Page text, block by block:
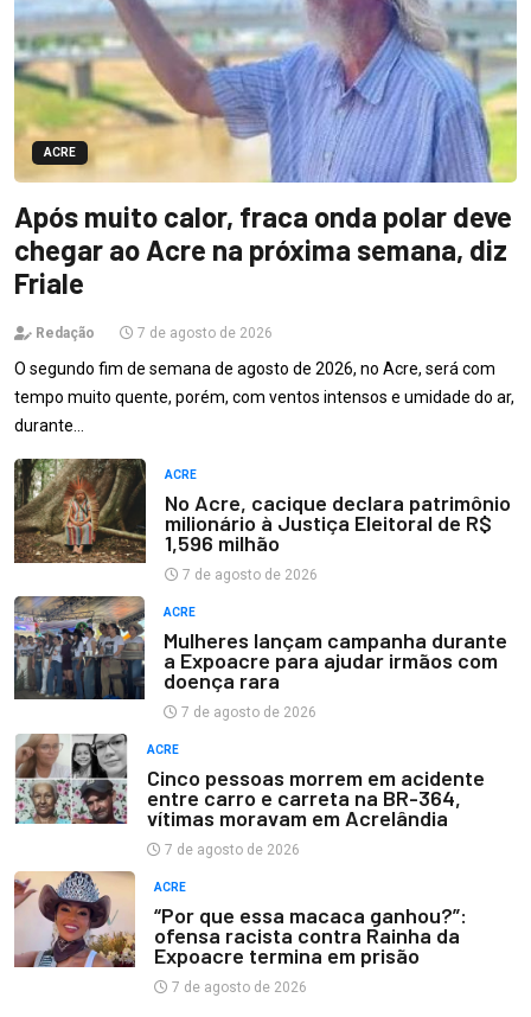
ACRE
Após muito calor, fraca onda polar deve
chegar ao Acre na próxima semana, diz
Friale
Redação 7 de agosto de 2026
O segundo fim de semana de agosto de 2026, no Acre, será com
tempo muito quente, porém, com ventos intensos e umidade do ar,
durante…
ACRE
No Acre, cacique declara patrimônio
milionário à Justiça Eleitoral de R$
1,596 milhão
7 de agosto de 2026
ACRE
Mulheres lançam campanha durante
a Expoacre para ajudar irmãos com
doença rara
7 de agosto de 2026
ACRE
Cinco pessoas morrem em acidente
entre carro e carreta na BR-364,
vítimas moravam em Acrelândia
7 de agosto de 2026
ACRE
“Por que essa macaca ganhou?”:
ofensa racista contra Rainha da
Expoacre termina em prisão
7 de agosto de 2026